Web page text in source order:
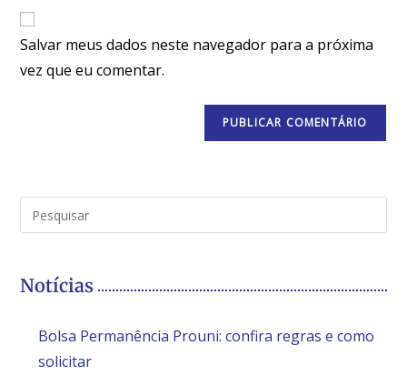
Salvar meus dados neste navegador para a próxima
vez que eu comentar.
Notícias
Bolsa Permanência Prouni: confira regras e como
solicitar